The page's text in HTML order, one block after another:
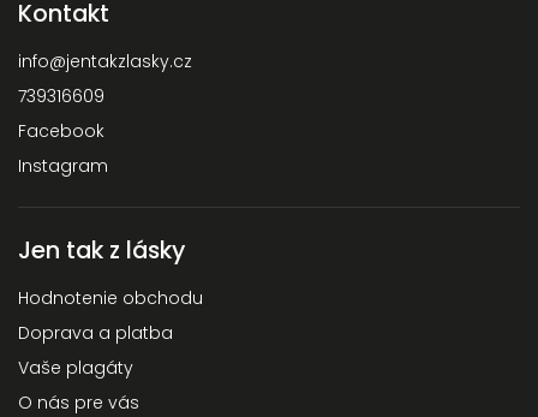
Kontakt
info@jentakzlasky.cz
739316609
Facebook
Instagram
Jen tak z lásky
Hodnotenie obchodu
Doprava a platba
Vaše plagáty
O nás pre vás